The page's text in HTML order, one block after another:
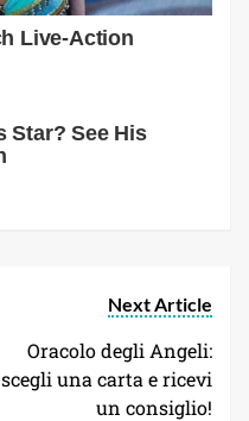
Next Article
Oracolo degli Angeli:
scegli una carta e ricevi
un consiglio!